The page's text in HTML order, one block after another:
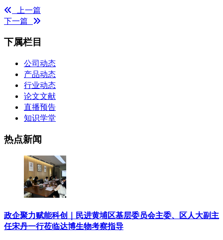
上一篇
下一篇
下属栏目
公司动态
产品动态
行业动态
论文文献
直播预告
知识学堂
热点新闻
政企聚力赋能科创｜民进黄埔区基层委员会主委、区人大副主
任宋丹一行莅临达博生物考察指导